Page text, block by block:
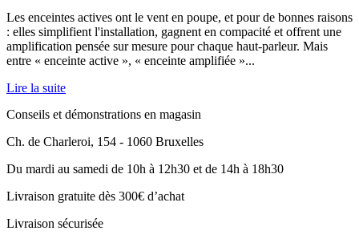
Les enceintes actives ont le vent en poupe, et pour de bonnes raisons
: elles simplifient l'installation, gagnent en compacité et offrent une
amplification pensée sur mesure pour chaque haut-parleur. Mais
entre « enceinte active », « enceinte amplifiée »...
Lire la suite
Conseils et démonstrations en magasin
Ch. de Charleroi, 154 - 1060 Bruxelles
Du mardi au samedi de 10h à 12h30 et de 14h à 18h30
Livraison gratuite dès 300€ d’achat
Livraison sécurisée